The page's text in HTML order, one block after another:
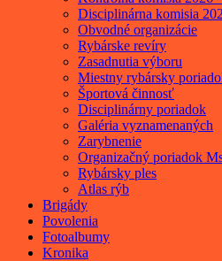
Disciplinárna komisia
Obvodné organizácie
Rybárske revíry
Zasadnutia výboru
Miestny rybársky
Športová činnosť
Disciplinárny poriadok
Galéria vyznamenaných
Zarybnenie
Organizačný poriadok
Rybársky ples
Atlas rýb
Brigády
Povolenia
Fotoalbumy
Kronika